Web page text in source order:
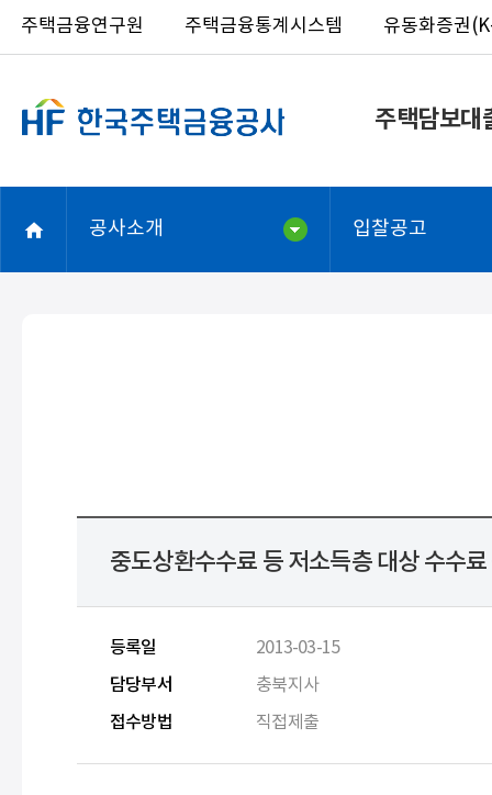
주택금융연구원 주택금융통계시스템 유동화증권
주택담보대
공사소개 입찰공고
중도상환수수료 등 저소득층 대상 수수
등록일 2013-03-15
담당부서
충북지사
접수방법
직접제출